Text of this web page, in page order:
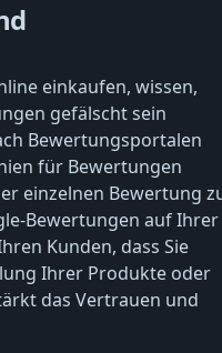
einkaufen, wissen,
gefälscht sein
Bewertungsportalen
für Bewertungen
einzelnen Bewertung
Bewertungen auf Ihrer
Kunden, dass Sie
Ihrer Produkte oder
das Vertrauen und